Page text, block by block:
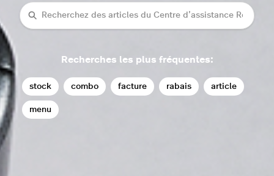
Recherche
Recherches les plus fréquentes:
stock combo facture rabais article
menu